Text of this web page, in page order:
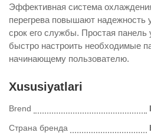
Эффективная система
перегрева повышают надежность
срок его службы. Простая панель
быстро настроить необходимые
начинающему пользователю.
Xususiyatlari
Brend
Страна бренда